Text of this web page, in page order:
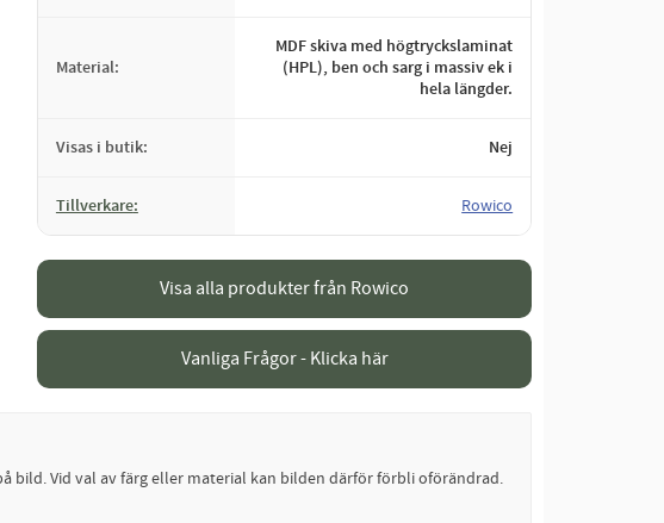
Material
MDF skiva med högtryckslaminat
(HPL), ben och sarg i massiv ek i
hela längder.
Visas i butik Nej
Tillverkare Rowico
Visa alla produkter från Rowico
Vanliga Frågor - Klicka här
Vid val av färg eller material kan bilden därför förbli oförändrad.